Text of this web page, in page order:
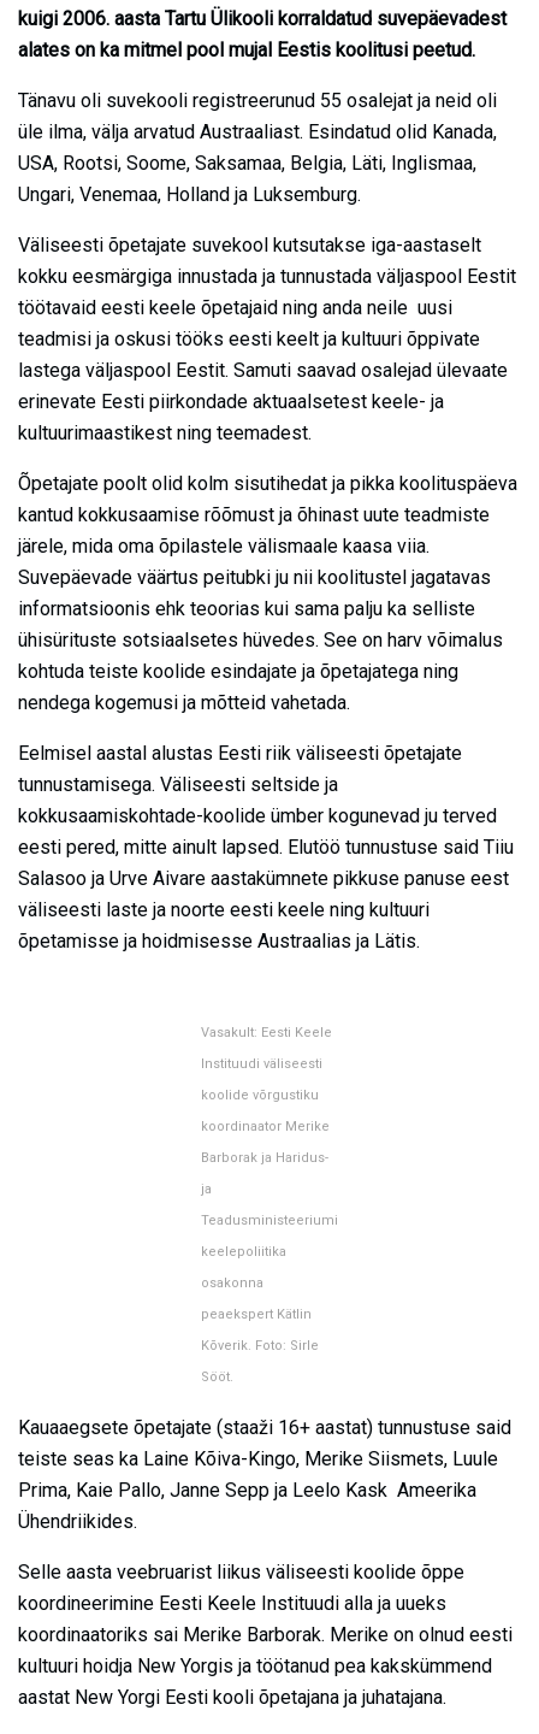
kuigi 2006. aasta Tartu Ülikooli korraldatud suvepäevadest
alates on ka mitmel pool mujal Eestis koolitusi peetud.
Tänavu oli suvekooli registreerunud 55 osalejat ja neid oli
üle ilma, välja arvatud Austraaliast. Esindatud olid Kanada,
USA, Rootsi, Soome, Saksamaa, Belgia, Läti, Inglismaa,
Ungari, Venemaa, Holland ja Luksemburg.
Väliseesti õpetajate suvekool kutsutakse iga-aastaselt
kokku eesmärgiga innustada ja tunnustada väljaspool Eestit
töötavaid eesti keele õpetajaid ning anda neile uusi
teadmisi ja oskusi tööks eesti keelt ja kultuuri õppivate
lastega väljaspool Eestit. Samuti saavad osalejad ülevaate
erinevate Eesti piirkondade aktuaalsetest keele- ja
kultuurimaastikest ning teemadest.
Õpetajate poolt olid kolm sisutihedat ja pikka koolituspäeva
kantud kokkusaamise rõõmust ja õhinast uute teadmiste
järele, mida oma õpilastele välismaale kaasa viia.
Suvepäevade väärtus peitubki ju nii koolitustel jagatavas
informatsioonis ehk teoorias kui sama palju ka selliste
ühisürituste sotsiaalsetes hüvedes. See on harv võimalus
kohtuda teiste koolide esindajate ja õpetajatega ning
nendega kogemusi ja mõtteid vahetada.
Eelmisel aastal alustas Eesti riik väliseesti õpetajate
tunnustamisega. Väliseesti seltside ja
kokkusaamiskohtade-koolide ümber kogunevad ju terved
eesti pered, mitte ainult lapsed. Elutöö tunnustuse said Tiiu
Salasoo ja Urve Aivare aastakümnete pikkuse panuse eest
väliseesti laste ja noorte eesti keele ning kultuuri
õpetamisse ja hoidmisesse Austraalias ja Lätis.
Vasakult: Eesti Keele
Instituudi väliseesti
koolide võrgustiku
koordinaator Merike
Barborak ja Haridus-
ja
Teadusministeeriumi
keelepoliitika
osakonna
peaekspert Kätlin
Kõverik. Foto: Sirle
Sööt.
Kauaaegsete õpetajate (staaži 16+ aastat) tunnustuse said
teiste seas ka Laine Kõiva-Kingo, Merike Siismets, Luule
Prima, Kaie Pallo, Janne Sepp ja Leelo Kask Ameerika
Ühendriikides.
Selle aasta veebruarist liikus väliseesti koolide õppe
koordineerimine Eesti Keele Instituudi alla ja uueks
koordinaatoriks sai Merike Barborak. Merike on olnud eesti
kultuuri hoidja New Yorgis ja töötanud pea kakskümmend
aastat New Yorgi Eesti kooli õpetajana ja juhatajana.